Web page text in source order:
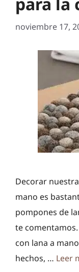
noviembre 17,
Decorar
mano es
pompones de
te
con lana a
hechos, … Leer